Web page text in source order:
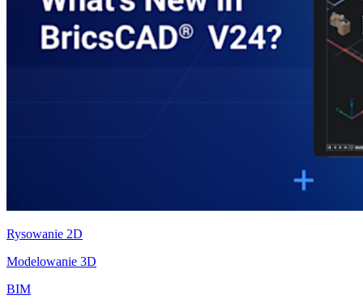
Rysowanie 2D
Modelowanie 3D
BIM